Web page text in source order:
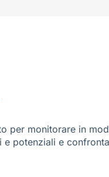
per monitorare in
potenziali e